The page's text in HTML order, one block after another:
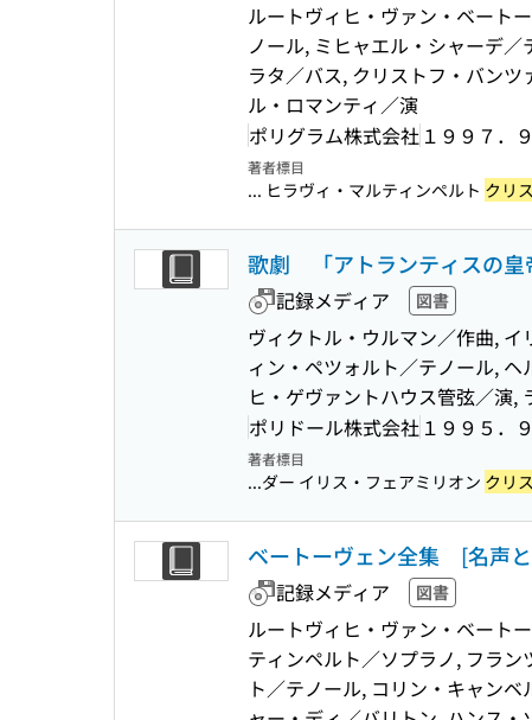
ルートヴィヒ・ヴァン・ベート
ノール, ミヒャエル・シャーデ
ラタ／バス, クリストフ・バン
ル・ロマンティ／演
ポリグラム株式会社 １９９７．９
著者標目
... ヒラヴィ・マルティンペルト クリ
歌劇 「アトランティスの
記録メディア 図書
ヴィクトル・ウルマン／作曲,
ィン・ペツォルト／テノール,
ヒ・ゲヴァントハウス管弦／演,
ポリドール株式会社 １９９５．９
著者標目
...ダー イリス・フェアミリオン クリ
ベートーヴェン全集 [名声
記録メディア 図書
ルートヴィヒ・ヴァン・ベート
ティンペルト／ソプラノ, フラン
ト／テノール, コリン・キャン